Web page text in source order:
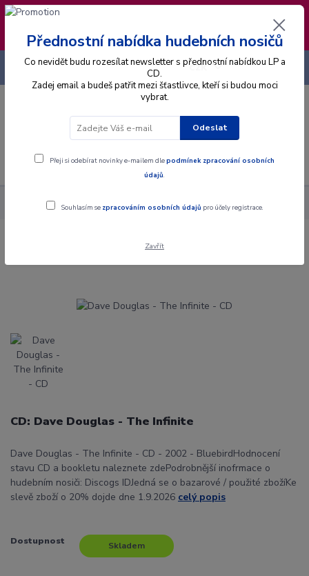
❣️ Od 4.8. do 13.8. čerpám dovolenou. Datum
expedice objednávek se posouvá na pátek
14.8.2026 🐋
Menu
CZK
+420 725 736 293
Alba CD Dave Douglas - The Infinite - CD
Dave Douglas - The Infinite - CD
CD: Dave Douglas - The Infinite
Dave Douglas - The Infinite - CD - 2002 - BluebirdHodnocení
stavu CD a bookletu naleznete zdePodrobnější inofrmace o
hudebním nosiči: Discogs IDJedná se o bazarové / použité zbožíKe
slevě zboží o 20% dojde dne 1.9.2026 celý popis
Dostupnost Skladem
Přednostní nabídka hudebních nosičů
Co nevidět budu rozesílat newsletter s přednostní nabídkou LP a
CD.
Zadej email a budeš patřit mezi šťastlivce, kteří si budou moci
vybrat.
Odeslat
Přeji si odebírat novinky e-mailem dlepodmínek zpracování osobních
údajů.
Souhlasím se zpracováním osobních údajů pro účely registrace.
Zavřít